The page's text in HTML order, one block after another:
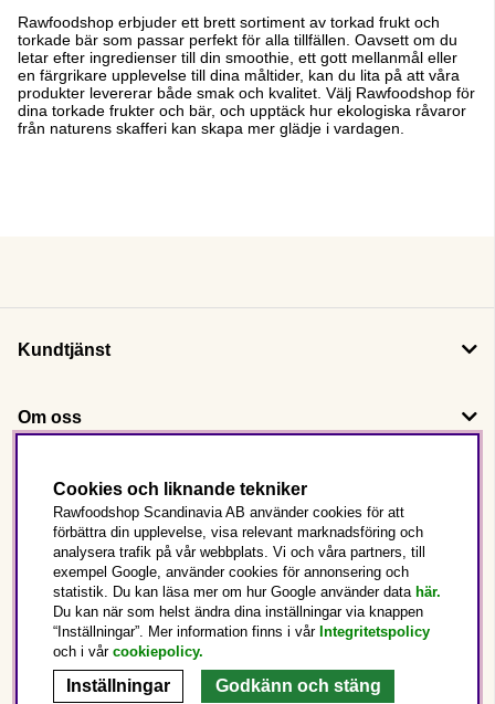
Rawfoodshop erbjuder ett brett sortiment av torkad frukt och
torkade bär som passar perfekt för alla tillfällen. Oavsett om du
letar efter ingredienser till din smoothie, ett gott mellanmål eller
en färgrikare upplevelse till dina måltider, kan du lita på att våra
produkter levererar både smak och kvalitet. Välj Rawfoodshop för
dina torkade frukter och bär, och upptäck hur ekologiska råvaror
från naturens skafferi kan skapa mer glädje i vardagen.
Kundtjänst
Om oss
Följ oss
Det här är Rawfoodshop
Sverige
Cookies och liknande tekniker
Rawfoodshop Scandinavia AB använder cookies för att
förbättra din upplevelse, visa relevant marknadsföring och
analysera trafik på vår webbplats. Vi och våra partners, till
exempel Google, använder cookies för annonsering och
statistik. Du kan läsa mer om hur Google använder data här.
Du kan när som helst ändra dina inställningar via knappen
“Inställningar”. Mer information finns i vår Integritetspolicy
och i vår cookiepolicy.
Inställningar Godkänn och stäng